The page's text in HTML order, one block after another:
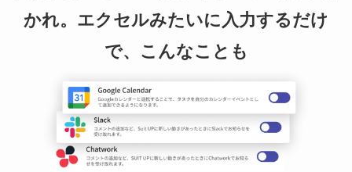
かれ。エクセルみたいに入力するだけ
で、こんなことも